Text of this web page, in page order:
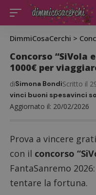
DimmiCosaCerchi >
Concorso “SiVola
1000€ per
Aggiornato il: 20/02/2026
diSimona BondiScritto il
vinci buoni spesavinci
Prova a vincere
con il concorso
FantaSanremo
tentare la fortuna.